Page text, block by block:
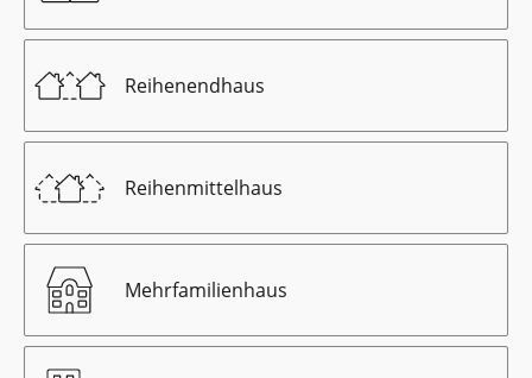
Reihenendhaus
Reihenmittelhaus
Mehrfamilienhaus